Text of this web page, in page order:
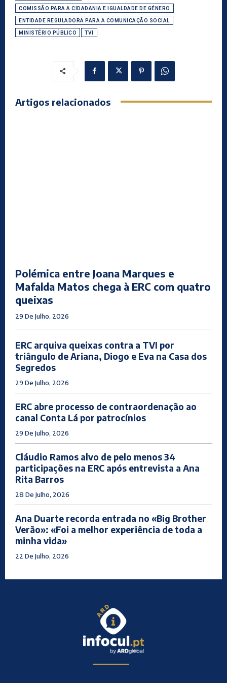
COMISSÃO PARA A CIDADANIA E IGUALDADE DE GÉNERO
ENTIDADE REGULADORA PARA A COMUNICAÇÃO SOCIAL
MINISTÉRIO PÚBLICO TVI
Artigos relacionados
Polémica entre Joana Marques e
Mafalda Matos chega à ERC com quatro
queixas
29 De Julho, 2026
ERC arquiva queixas contra a TVI por
triângulo de Ariana, Diogo e Eva na Casa dos
Segredos
29 De Julho, 2026
ERC abre processo de contraordenação ao
canal Conta Lá por patrocínios
29 De Julho, 2026
Cláudio Ramos alvo de pelo menos 34
participações na ERC após entrevista a Ana
Rita Barros
28 De Julho, 2026
Ana Duarte recorda entrada no «Big Brother
Verão»: «Foi a melhor experiência de toda a
minha vida»
22 De Julho, 2026